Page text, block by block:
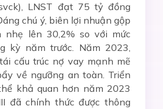
LNST đạt 75 tỷ đồng
chú ý, biên lợi nhuận gộp
nhẹ lên 30,2% so với mức
kỳ năm trước. Năm 2023,
cấu trúc nợ vay mạnh mẽ
về ngưỡng an toàn. Triển
khả quan hơn năm 2023
đã chính thức được thông